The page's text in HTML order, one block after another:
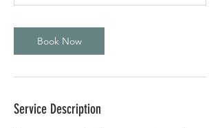
Book Now
Service Description